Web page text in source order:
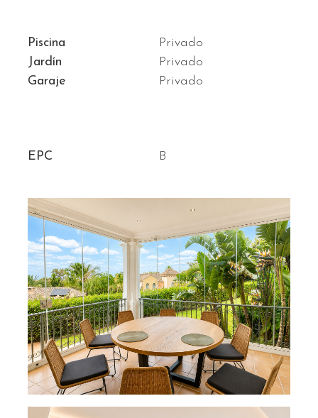
Piscina
Privado
Jardín
Privado
Garaje
Privado
EPC B